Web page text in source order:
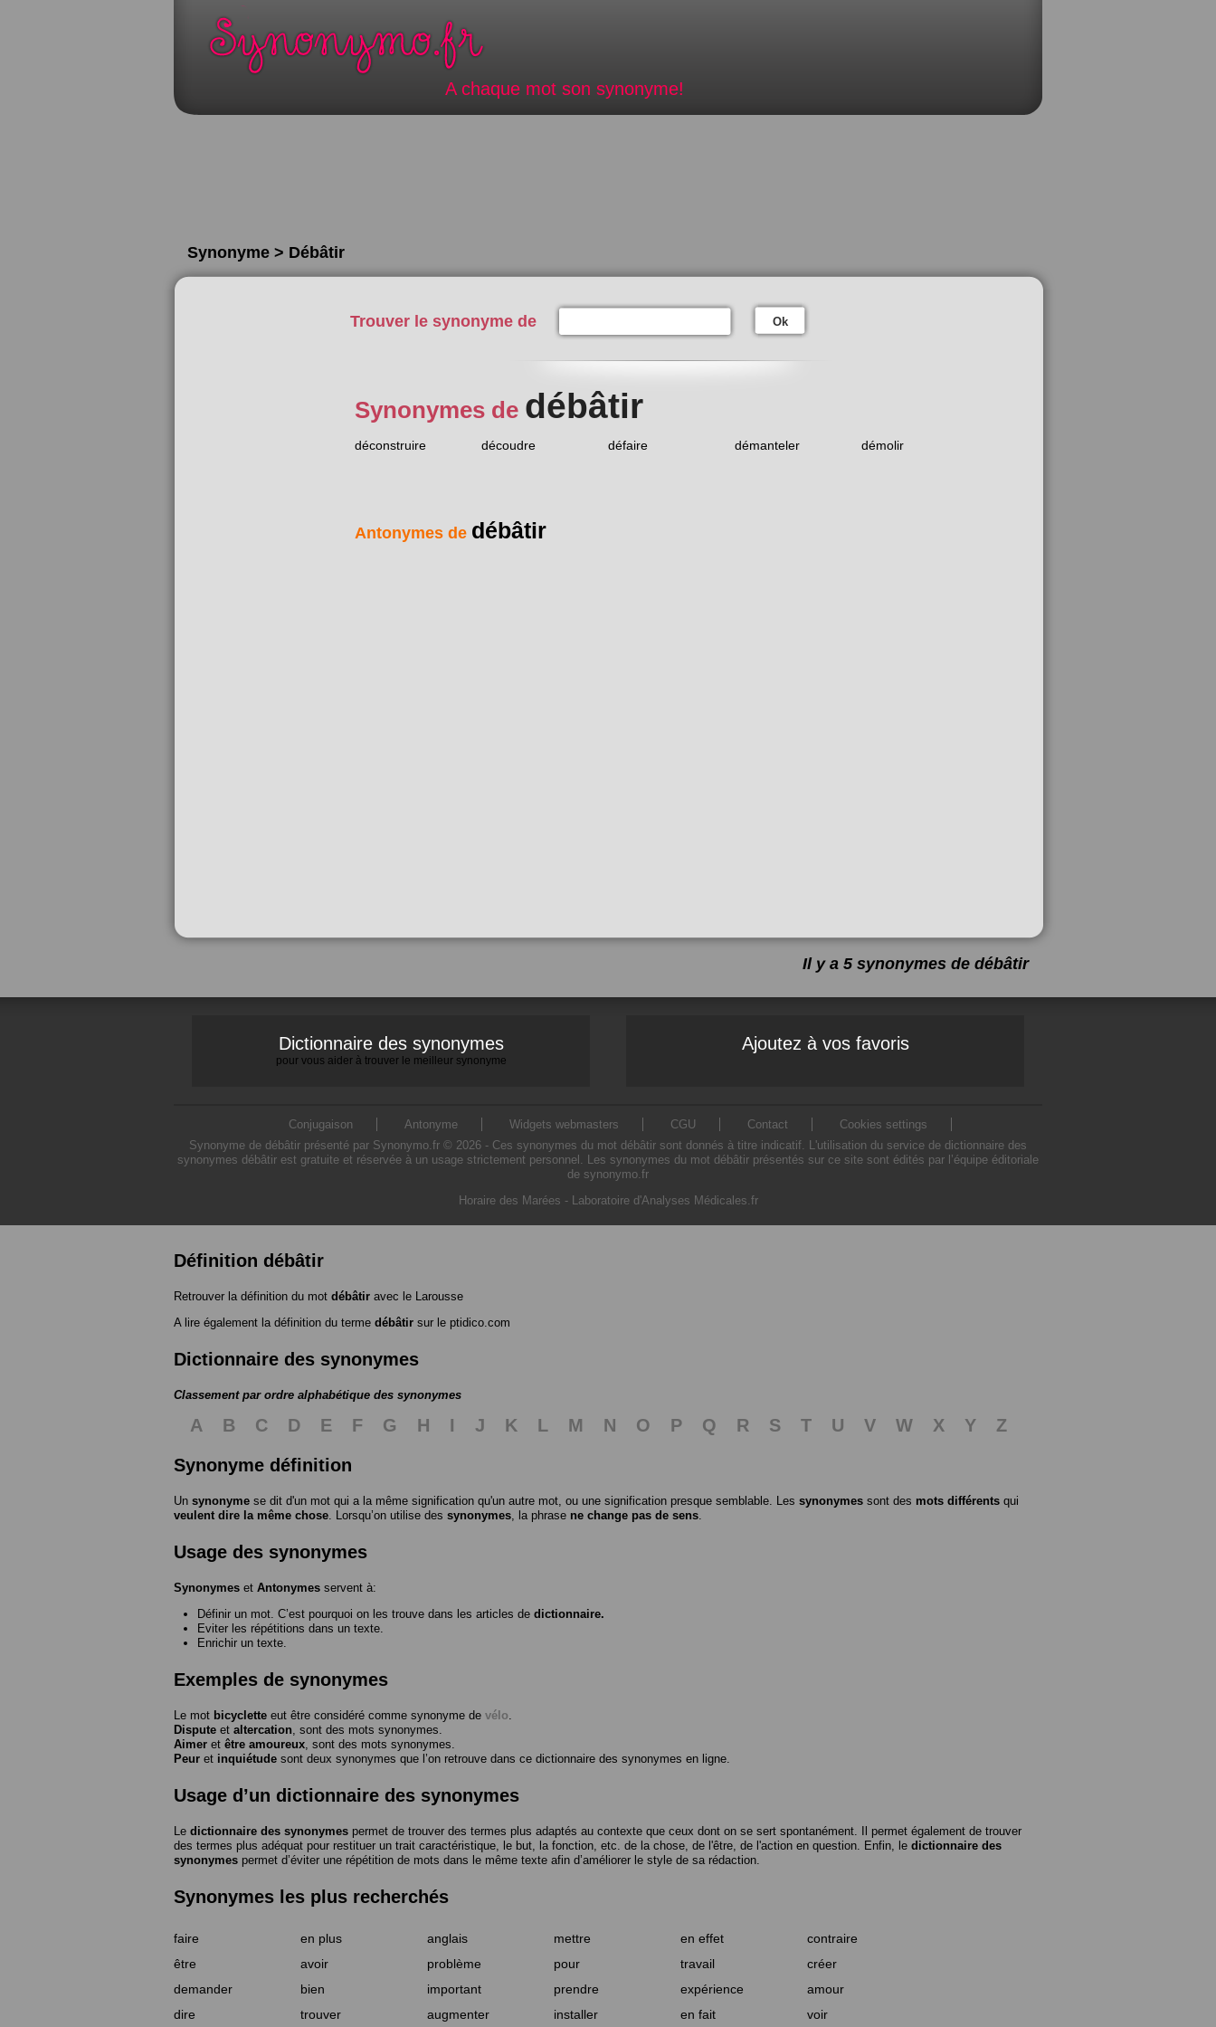
A chaque mot son synonyme!
Synonyme > Débâtir
Trouver le synonyme de Ok
Synonymes de débâtir
déconstruire découdre défaire démanteler démolir
Antonymes de débâtir
Il y a 5 synonymes de débâtir
Dictionnaire des synonymes
pour vous aider à trouver le meilleur synonyme
Ajoutez à vos favoris
Conjugaison Antonyme Widgets webmasters CGU Contact
Cookies settings
Synonyme de débâtir présenté par Synonymo.fr © 2026 - Ces synonymes du mot débâtir sont donnés à titre indicatif. L'utilisation du service de dictionnaire des
synonymes débâtir est gratuite et réservée à un usage strictement personnel. Les synonymes du mot débâtir présentés sur ce site sont édités par l’équipe éditoriale
de synonymo.fr
Horaire des Marées - Laboratoire d'Analyses Médicales.fr
Définition débâtir
Retrouver la définition du mot débâtir avec le Larousse
A lire également la définition du terme débâtir sur le ptidico.com
Dictionnaire des synonymes
Classement par ordre alphabétique des synonymes
A B C D E F G H I J K L M N O P Q R S T U V W X Y
Z
Synonyme définition
Un synonyme se dit d'un mot qui a la même signification qu'un autre mot, ou une signification presque semblable. Les synonymes sont des mots différents qui
veulent dire la même chose . Lorsqu’on utilise des synonymes , la phrase ne change pas de sens
Usage des synonymes
Synonymes et Antonymes servent à:
Définir un mot. C’est pourquoi on les trouve dans les articles de dictionnaire.
Eviter les répétitions dans un texte.
Enrichir un texte.
Exemples de synonymes
Le mot bicyclette eut être considéré comme synonyme de vélo
Dispute et altercation , sont des mots synonymes.
Aimer et être amoureux , sont des mots synonymes.
Peur et inquiétude sont deux synonymes que l’on retrouve dans ce dictionnaire des synonymes en ligne.
Usage d’un dictionnaire des synonymes
Le dictionnaire des synonymes permet de trouver des termes plus adaptés au contexte que ceux dont on se sert spontanément. Il permet également de trouver
des termes plus adéquat pour restituer un trait caractéristique, le but, la fonction, etc. de la chose, de l'être, de l'action en question. Enfin, le dictionnaire des
synonymes permet d’éviter une répétition de mots dans le même texte afin d’améliorer le style de sa rédaction.
Synonymes les plus recherchés
faire en plus anglais mettre en effet
contraire
être
avoir problème pour travail
créer
demander
bien important prendre expérience
amour
dire
trouver augmenter installer en fait voir